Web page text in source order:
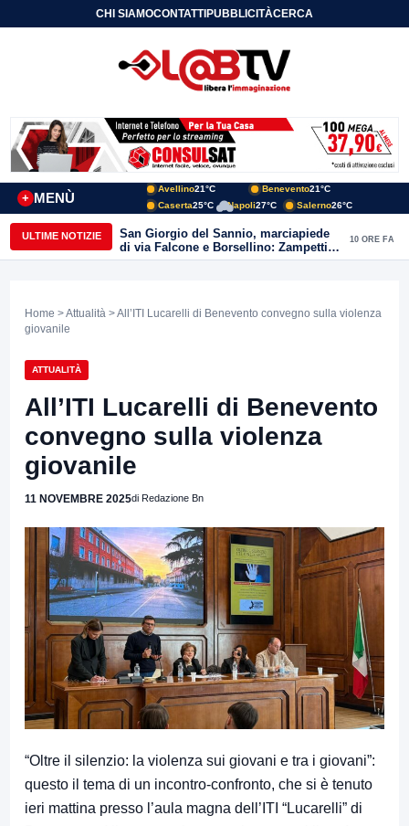
CHI SIAMOCONTATTIPUBBLICITÀCERCA
MENÙ
+
Avellino21°C Benevento21°C
Caserta25°C Napoli27°C Salerno26°C
ULTIME NOTIZIE
San Giorgio del Sannio, marciapiede
di via Falcone e Borsellino: Zampetti e
Lombardi replicano alle polemiche
10 ORE FA
Home >Attualità > All’ITI Lucarelli di Benevento convegno sulla violenza
giovanile
ATTUALITÀ
All’ITI Lucarelli di Benevento
convegno sulla violenza
giovanile
11 NOVEMBRE 2025di Redazione Bn
“Oltre il silenzio: la violenza sui giovani e tra i giovani”:
questo il tema di un incontro-confronto, che si è tenuto
ieri mattina presso l’aula magna dell’ITI “Lucarelli” di